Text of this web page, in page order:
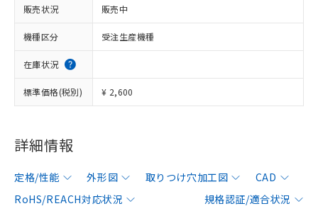
販売状況 販売中
機種区分 受注生産機種
在庫状況
標準価格(税別) ¥ 2,600
詳細情報
定格/性能 外形図 取りつけ穴加工図
CAD
RoHS/REACH対応状況
規格認証/適合状況